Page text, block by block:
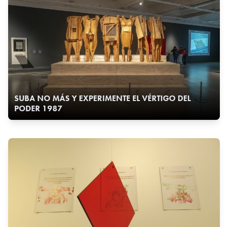
SUBA NO MÁS Y EXPERIMENTE EL VÉRTIGO DEL
PODER 1987